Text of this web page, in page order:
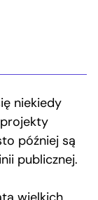
niekiedy
później są
publicznej.